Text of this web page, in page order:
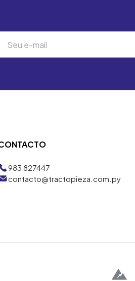
983 827447
contacto@tractopieza.com.py